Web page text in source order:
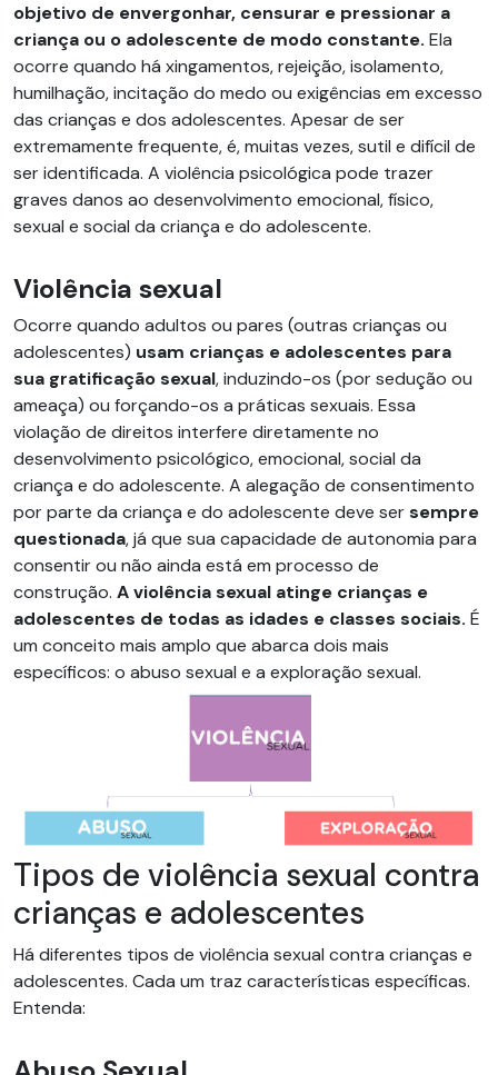
objetivo de envergonhar, censurar e pressionar a
criança ou o adolescente de modo constante. Ela
ocorre quando há xingamentos, rejeição, isolamento,
humilhação, incitação do medo ou exigências em excesso
das crianças e dos adolescentes. Apesar de ser
extremamente frequente, é, muitas vezes, sutil e difícil de
ser identificada. A violência psicológica pode trazer
graves danos ao desenvolvimento emocional, físico,
sexual e social da criança e do adolescente.
Violência sexual
Ocorre quando adultos ou pares (outras crianças ou
adolescentes) usam crianças e adolescentes para
sua gratificação sexual, induzindo-os (por sedução ou
ameaça) ou forçando-os a práticas sexuais. Essa
violação de direitos interfere diretamente no
desenvolvimento psicológico, emocional, social da
criança e do adolescente. A alegação de consentimento
por parte da criança e do adolescente deve sersempre
questionada, já que sua capacidade de autonomia para
consentir ou não ainda está em processo de
construção. A violência sexual atinge crianças e
adolescentes de todas as idades e classes sociais. É
um conceito mais amplo que abarca dois mais
específicos: o abuso sexual e a exploração sexual.
Tipos de violência sexual contra
crianças e adolescentes
Há diferentes tipos de violência sexual contra crianças e
adolescentes. Cada um traz características específicas.
Entenda: